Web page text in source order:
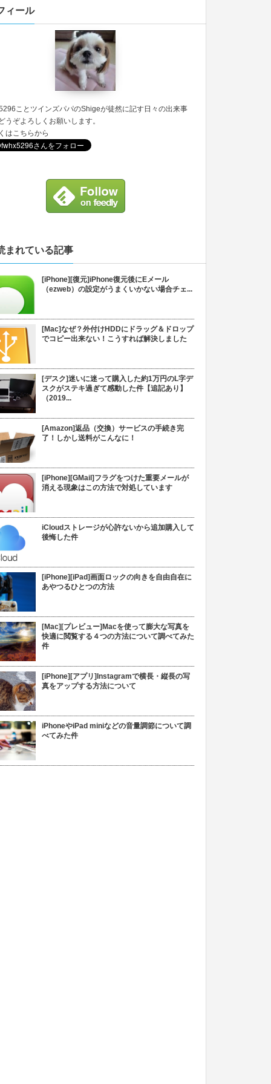
ィール
ことツインズパパのShigeが徒然に記す日々の出来事
うぞよろしくお願いします。
はこちらから
まれている記事
[iPhone][復元]iPhone復元後にEメール
（ezweb）の設定がうまくいかない場合チェ...
[Mac]なぜ？外付けHDDにドラッグ＆ドロップ
でコピー出来ない！こうすれば解決しました
[デスク]迷いに迷って購入した約1万円のL字デ
スクがステキ過ぎて感動した件【追記あり】
（2019...
[Amazon]返品（交換）サービスの手続き完
了！しかし送料がこんなに！
[iPhone][GMail]フラグをつけた重要メールが
消える現象はこの方法で対処しています
iCloudストレージが心許ないから追加購入して
後悔した件
[iPhone][iPad]画面ロックの向きを自由自在に
あやつるひとつの方法
[Mac][プレビュー]Macを使って膨大な写真を
快適に閲覧する４つの方法について調べてみた
件
[iPhone][アプリ]Instagramで横長・縦長の写
真をアップする方法について
iPhoneやiPad miniなどの音量調節について調
べてみた件